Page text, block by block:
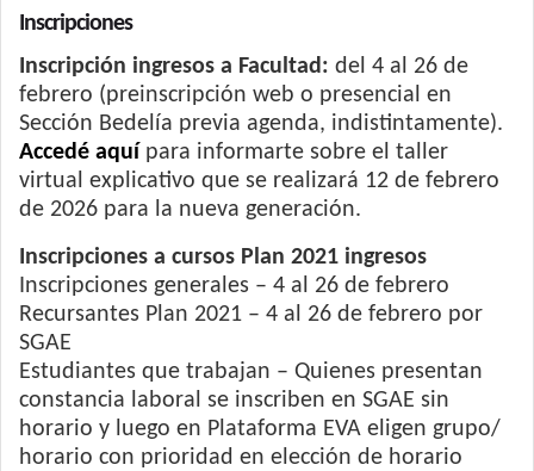
Inscripciones
Inscripción ingresos a Facultad: del 4 al 26 de
febrero (preinscripción web o presencial en
Sección Bedelía previa agenda, indistintamente).
Accedé aquí para informarte sobre el taller
virtual explicativo que se realizará 12 de febrero
de 2026 para la nueva generación.
Inscripciones a cursos Plan 2021 ingresos
Inscripciones generales – 4 al 26 de febrero
Recursantes Plan 2021 – 4 al 26 de febrero por
SGAE
Estudiantes que trabajan – Quienes presentan
constancia laboral se inscriben en SGAE sin
horario y luego en Plataforma EVA eligen grupo/
horario con prioridad en elección de horario